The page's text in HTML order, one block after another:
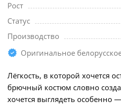
Рост
Статус
Производство
Оригинальное
Лёгкость, в которой хочется
брючный костюм словно
хочется выглядеть особенно